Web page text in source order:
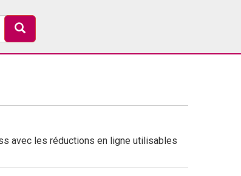
avec les réductions en ligne utilisables